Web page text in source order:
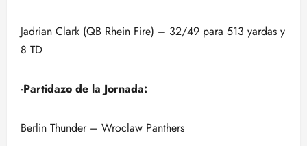
Jadrian Clark (QB Rhein Fire) – 32/49 para 513 yardas y
8 TD
-Partidazo de la Jornada:
Berlin Thunder – Wroclaw Panthers